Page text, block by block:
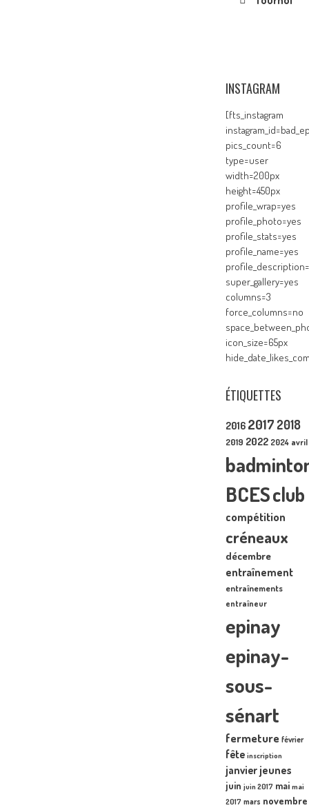
INSTAGRAM
[fts_instagram
pics_count=6
type=user
width=200px
height=450px
profile_wrap=yes
profile_photo=yes
profile_stats=yes
profile_name=yes
super_gallery=yes
columns=3
force_columns=no
icon_size=65px
ÉTIQUETTES
2016 2017 2018
2019 2022 2024 avril
BCESclub
compétition
créneaux
décembre
entraînement
entraînements
entraîneur
epinay
epinay-
sous-
sénart
fermeture février
fête inscription
janvier jeunes
juin juin 2017 mai mai
2017 mars novembre